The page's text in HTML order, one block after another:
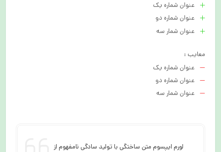
ستون و سطرآنچنان که لازم است و برای شرایط فعلی تکنولوژی مورد نیاز و
کاربردهای متنوع با هدف بهبود ابزارهای کاربردی می باشد. کتابهای زیادی در
شصت و سه درصد گذشته، حال و آینده شناخت فراوان جامعه و متخصصان
را می طلبد تا با نرم افزارها شناخت بیشتری را برای طراحان رایانه ای علی
الخصوص طراحان خلاقی و فرهنگ پیشرو در زبان فارسی ایجاد کرد.
عنوان شماره یک
عنوان شماره دو
عنوان شمار سه
معایب :
عنوان شماره یک
عنوان شماره دو
عنوان شمار سه
لورم ایپسوم متن ساختگی با تولید سادگی نامفهوم از